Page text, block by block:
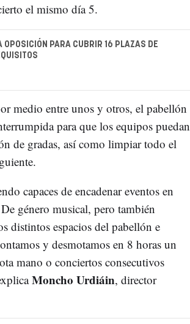
el mismo día 5.
OPOSICIÓN PARA CUBRIR 16 PLAZAS DE
medio entre unos y otros, el pabellón
para que los equipos puedan
de gradas, así como limpiar todo el
capaces de encadenar eventos en
género musical, pero también
distintos espacios del pabellón e
y desmotamos en 8 horas un
mano o conciertos consecutivos
Moncho Urdiáin, director